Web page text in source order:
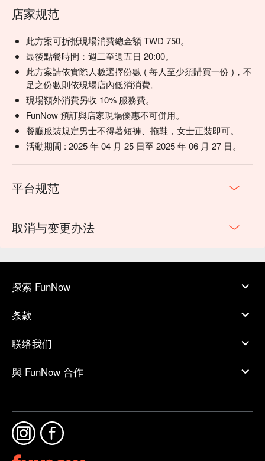
演出介紹 :
店家规范
此方案可折抵現場消費總金額 TWD 750。
最後點餐時間：週二至週五日 20:00。
此方案請依實際人數選擇份數 ( 每人至少須購買一份 )，不
足之份數則依現場店內低消消費。
現場額外消費另收 10% 服務費。
FunNow 預訂與店家現場優惠不可併用。
餐廳服裝規定男士不得著短褲、拖鞋，女士正裝即可。
活動期間 : 2025 年 04 月 25 日至 2025 年 06 月 27 日。
平台规范
取消与变更办法
探索 FunNow
条款
联络我们
與 FunNow 合作